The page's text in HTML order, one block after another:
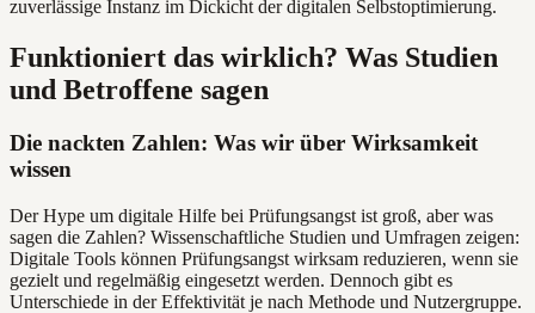
zuverlässige Instanz im Dickicht der digitalen Selbstoptimierung.
Funktioniert das wirklich? Was Studien
und Betroffene sagen
Die nackten Zahlen: Was wir über Wirksamkeit
wissen
Der Hype um digitale Hilfe bei Prüfungsangst ist groß, aber was
sagen die Zahlen? Wissenschaftliche Studien und Umfragen zeigen:
Digitale Tools können Prüfungsangst wirksam reduzieren, wenn sie
gezielt und regelmäßig eingesetzt werden. Dennoch gibt es
Unterschiede in der Effektivität je nach Methode und Nutzergruppe.